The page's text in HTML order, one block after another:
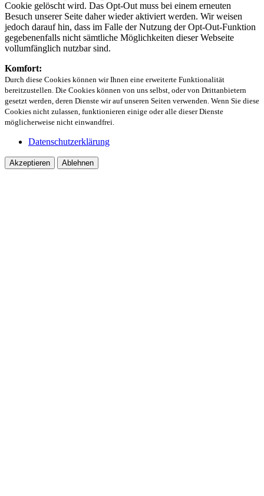
Cookie gelöscht wird. Das Opt-Out muss bei einem erneuten
Besuch unserer Seite daher wieder aktiviert werden. Wir weisen
jedoch darauf hin, dass im Falle der Nutzung der Opt-Out-Funktion
gegebenenfalls nicht sämtliche Möglichkeiten dieser Webseite
vollumfänglich nutzbar sind.
Komfort:
Durch diese Cookies können wir Ihnen eine erweiterte Funktionalität
bereitzustellen. Die Cookies können von uns selbst, oder von Drittanbietern
gesetzt werden, deren Dienste wir auf unseren Seiten verwenden. Wenn Sie diese
Cookies nicht zulassen, funktionieren einige oder alle dieser Dienste
möglicherweise nicht einwandfrei.
Datenschutzerklärung
Akzeptieren Ablehnen